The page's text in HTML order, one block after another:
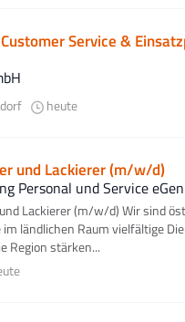
Service &
heute
und Lackierer (m/w/d)
Personal und Service eGen
Lackierer (m/w/d) Wir sind
ländlichen Raum vielfältige
Region stärken...